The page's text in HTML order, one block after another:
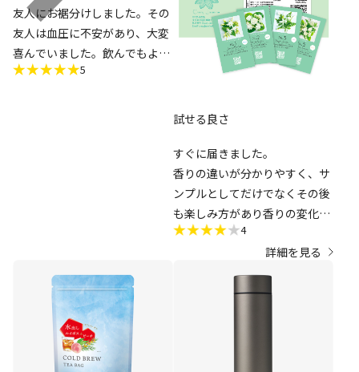
る。
お茶についても、甘みも渋みも
爽やかさも備わり…味に広がり
と深みが感じられた。日本茶の
網もついており茶葉をそのまま
入れる事が出来ます。もう暑い
ので、衛生面を考慮して直接口
をつけずコップにそそぎ飲みま
ました。価格も他のチタン製水
筒より安くありがたいです。と
ても良いお品物でした。多分コ
ーヒーでも美味しく飲めると思
います。
友人にお裾分けしました。その
友人は血圧に不安があり、大変
喜んでいました。飲んでもよい
し、料理に入れてもよいしで満
5
試せる良さ
すぐに届きました。
香りの違いが分かりやすく、サ
ンプルとしてだけでなくその後
も楽しみ方があり香りの変化も
楽しめてとても良かったです。
お値段が、もう少しだけリーズ
ナブルだとより利用できる人も
増えるのでは？
4
詳細を見る